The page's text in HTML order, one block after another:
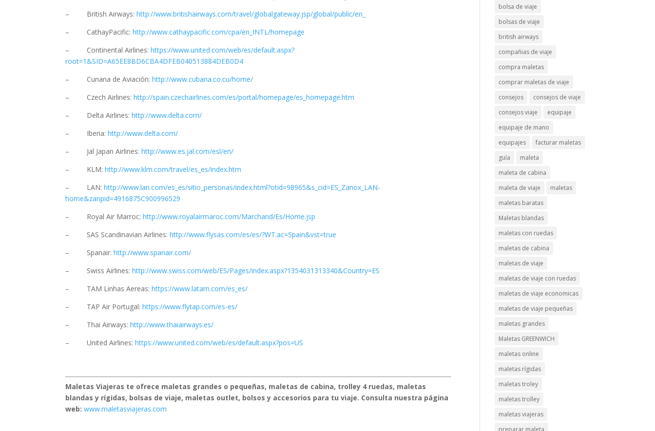
– British Airways:http://www.britishairways.com/travel/globalgateway.jsp/global/public/en_
– CathayPacific:http://www.cathaypacific.com/cpa/en_INTL/homepage
– Continental Airlines:https://www.united.com/web/es/default.aspx?
root=1&SID=A65EE8BD6CBA4DFEB040513884DEB0D4
– Cunana de Aviación:http://www.cubana.co.cu/home/
– Czech Airlines:http://spain.czechairlines.com/es/portal/homepage/es_homepage.htm
– Delta Airlines:http://www.delta.com/
– Iberia:http://www.delta.com/
– Jal Japan Airlines:http://www.es.jal.com/esl/en/
– KLM:http://www.klm.com/travel/es_es/index.htm
– LAN:http://www.lan.com/es_es/sitio_personas/index.html?otid=98965&s_cid=ES_Zanox_LAN-
home&zanpid=4916875C900996529
– Royal Air Marroc:http://www.royalairmaroc.com/Marchand/Es/Home.jsp
– SAS Scandinavian Airlines:http://www.flysas.com/es/es/?WT.ac=Spain&vst=true
– Spanair:http://www.spanair.com/
– Swiss Airlines:http://www.swiss.com/web/ES/Pages/index.aspx?1354031313340&Country=ES
– TAM Linhas Aereas:https://www.latam.com/es_es/
– TAP Air Portugal: https://www.flytap.com/es-es/
– Thai Airways:http://www.thaiairways.es/
– United Airlines:https://www.united.com/web/es/default.aspx?pos=US
Maletas Viajeras te ofrece maletas grandes o pequeñas, maletas de cabina, trolley 4 ruedas, maletas
blandas y rígidas, bolsas de viaje, maletas outlet, bolsos y accesorios para tu viaje. Consulta nuestra página
web:www.maletasviajeras.com
bolsa de viaje
bolsas de viaje
british airways
compañias de viaje
compra maletas
comprar maletas de viaje
consejos
consejos de viaje
consejos viaje
equipaje
equipaje de mano
equipajes
facturar maletas
guía
maleta
maleta de cabina
maleta de viaje
maletas
maletas baratas
Maletas blandas
maletas con ruedas
maletas de cabina
maletas de viaje
maletas de viaje con ruedas
maletas de viaje economicas
maletas de viaje pequeñas
maletas grandes
Maletas GREENWICH
maletas online
maletas rígidas
maletas troley
maletas trolley
maletas viajeras
preparar maleta